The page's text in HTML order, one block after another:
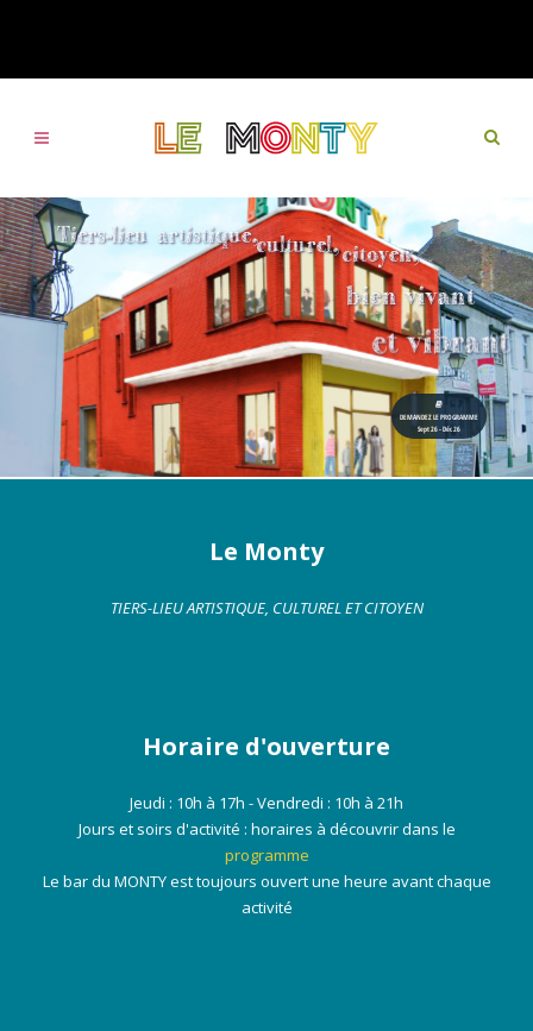
DEMANDEZ LE PROGRAMME
Sept 26 - Déc 26
Tiers-lieu artistique,culturel,citoyen,
bien vivant
et vibrant
Le Monty
TIERS-LIEU ARTISTIQUE, CULTUREL ET CITOYEN
Horaire d'ouverture
Jeudi : 10h à 17h - Vendredi : 10h à 21h
Jours et soirs d'activité : horaires à découvrir dans le
programme
Le bar du MONTY est toujours ouvert une heure avant chaque
activité